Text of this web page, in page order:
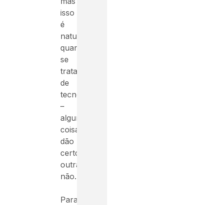
isso
é
natural
quando
se
trata
de
tecnologia
–
algumas
coisas
dão
certo,
outras
não.
Para